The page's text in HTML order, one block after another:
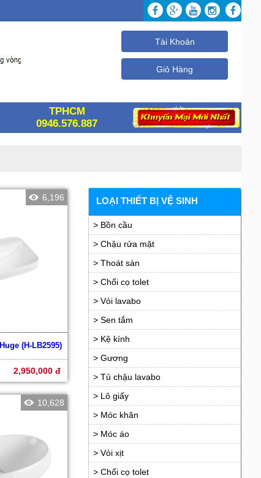
Tài Khoản
Giỏ Hàng
TPHCM
0946.576.887
6,196
(H-LB2595)
2,950,000 đ
10,628
LOẠI THIẾT BỊ VỆ SINH
> Bồn cầu
> Chậu rửa mặt
> Thoát sàn
> Chổi cọ tolet
> Vòi lavabo
> Sen tắm
> Kệ kính
> Gương
> Tủ chậu lavabo
> Lô giấy
> Móc khăn
> Móc áo
> Vòi xịt
> Chổi cọ tolet